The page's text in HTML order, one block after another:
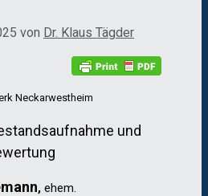
von Dr. Klaus Tägder
Neckarwestheim
und
, ehem.